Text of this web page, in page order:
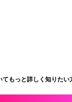
てもっと詳しく知りたい